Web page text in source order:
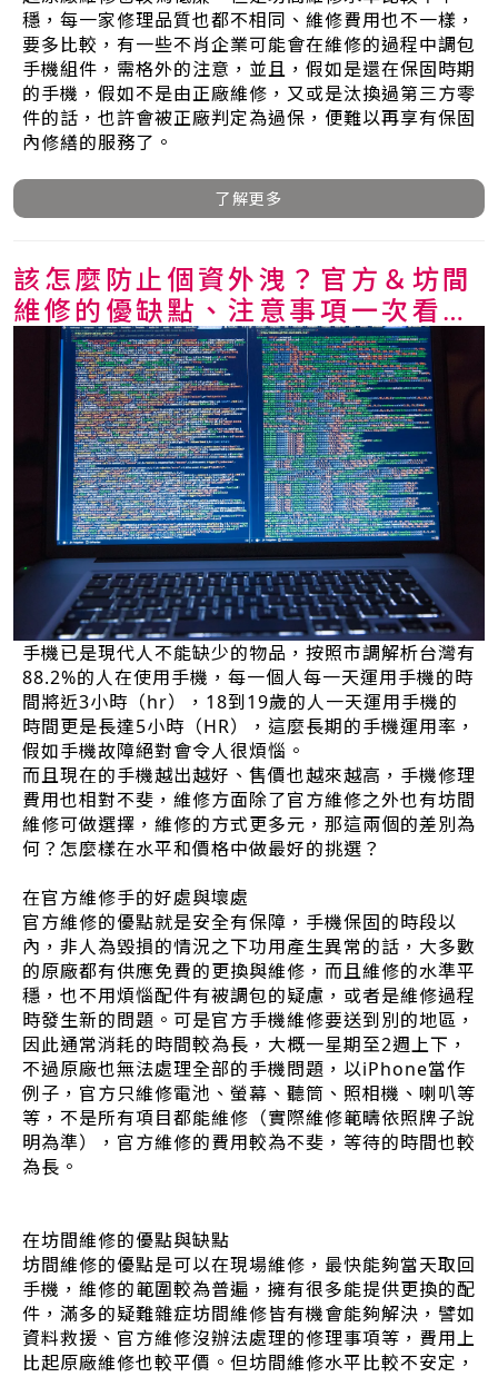
穩，每一家修理品質也都不相同、維修費用也不一樣，
要多比較，有一些不肖企業可能會在維修的過程中調包
手機組件，需格外的注意，並且，假如是還在保固時期
的手機，假如不是由正廠維修，又或是汰換過第三方零
件的話，也許會被正廠判定為過保，便難以再享有保固
內修繕的服務了。
了解更多
該怎麼防止個資外洩？官方＆坊間
維修的優缺點、注意事項一次看
懂！
手機已是現代人不能缺少的物品，按照市調解析台灣有
88.2%的人在使用手機，每一個人每一天運用手機的時
間將近3小時（hr），18到19歲的人一天運用手機的
時間更是長達5小時（HR），這麼長期的手機運用率，
假如手機故障絕對會令人很煩惱。
而且現在的手機越出越好、售價也越來越高，手機修理
費用也相對不斐，維修方面除了官方維修之外也有坊間
維修可做選擇，維修的方式更多元，那這兩個的差別為
何？怎麼樣在水平和價格中做最好的挑選？
在官方維修手的好處與壞處
官方維修的優點就是安全有保障，手機保固的時段以
內，非人為毀損的情況之下功用產生異常的話，大多數
的原廠都有供應免費的更換與維修，而且維修的水準平
穩，也不用煩惱配件有被調包的疑慮，或者是維修過程
時發生新的問題。可是官方手機維修要送到別的地區，
因此通常消耗的時間較為長，大概一星期至2週上下，
不過原廠也無法處理全部的手機問題，以iPhone當作
例子，官方只維修電池、螢幕、聽筒、照相機、喇叭等
等，不是所有項目都能維修（實際維修範疇依照牌子說
明為準），官方維修的費用較為不斐，等待的時間也較
為長。
在坊間維修的優點與缺點
坊間維修的優點是可以在現場維修，最快能夠當天取回
手機，維修的範圍較為普遍，擁有很多能提供更換的配
件，滿多的疑難雜症坊間維修皆有機會能夠解決，譬如
資料救援、官方維修沒辦法處理的修理事項等，費用上
比起原廠維修也較平價。但坊間維修水平比較不安定，